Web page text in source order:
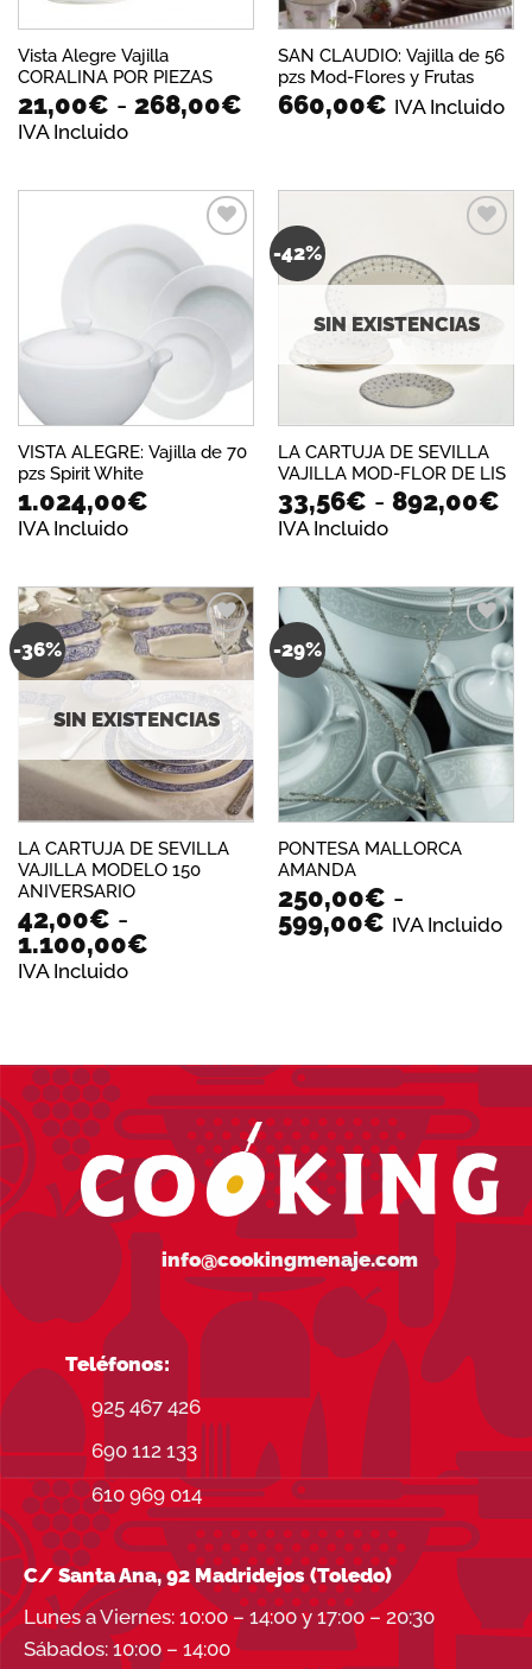
Vista Alegre Vajilla
CORALINA POR PIEZAS
21,00€ - 268,00€Rango
21,00€
hasta
268,00€
IVA Incluido
SAN CLAUDIO: Vajilla de 56
pzs Mod-Flores y Frutas
660,00€ IVA Incluido
Añadir
a la
lista de
VISTA ALEGRE: Vajilla de 70
pzs Spirit White
1.024,00€
IVA Incluido
-42%
deseos
SIN EXISTENCIAS
LA CARTUJA DE SEVILLA
VAJILLA MOD-FLOR DE LIS
33,56€ - 892,00€
IVA Incluido
-36%
Añadir
a la
deseos
SIN EXISTENCIAS
LA CARTUJA DE SEVILLA
VAJILLA MODELO 150
ANIVERSARIO
42,00€ -
1.100,00€Rango
hasta
1.100,00€
IVA Incluido
-29%
Añadir
a la
lista de
deseos
PONTESA MALLORCA
AMANDA
250,00€ -
599,00€Rango
599,00€
IVA Incluido
info@cookingmenaje.com
Teléfonos:
925 467 426
690 112 133
610 969 014
C/ Santa Ana, 92 Madridejos (Toledo)
Lunes a Viernes: 10:00 – 14:00 y 17:00 – 20:30
Sábados: 10:00 – 14:00